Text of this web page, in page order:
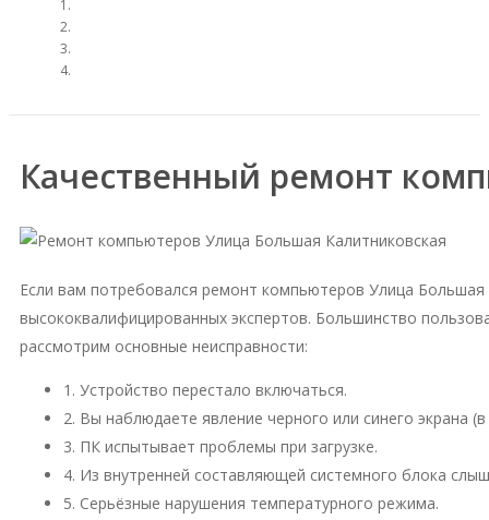
Качественный ремонт
Если вам потребовался ремонт компьютеров Улица
высококвалифицированных экспертов. Большинство
рассмотрим основные неисправности:
1. Устройство перестало включаться.
2. Вы наблюдаете явление черного или синего экрана
3. ПК испытывает проблемы при загрузке.
4. Из внутренней составляющей системного блока
5. Серьёзные нарушения температурного режима.